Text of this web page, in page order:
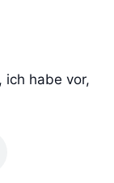
ich habe vor,